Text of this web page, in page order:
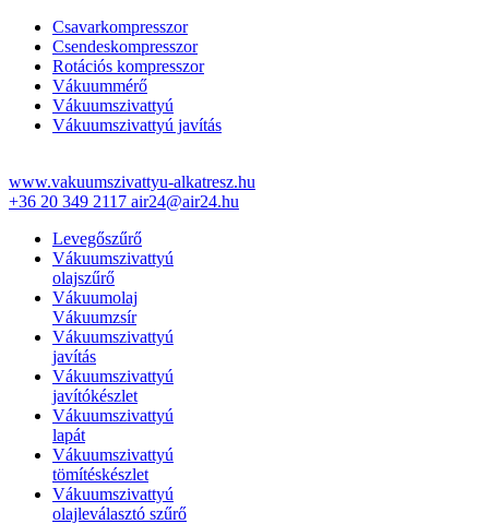
Csavarkompresszor
Csendeskompresszor
Rotációs kompresszor
Vákuummérő
Vákuumszivattyú
Vákuumszivattyú javítás
www.vakuumszivattyu-alkatresz.hu
+36 20 349 2117 air24@air24.hu
Levegőszűrő
Vákuumszivattyú
olajszűrő
Vákuumolaj
Vákuumzsír
Vákuumszivattyú
javítás
Vákuumszivattyú
javítókészlet
Vákuumszivattyú
lapát
Vákuumszivattyú
tömítéskészlet
Vákuumszivattyú
olajleválasztó szűrő